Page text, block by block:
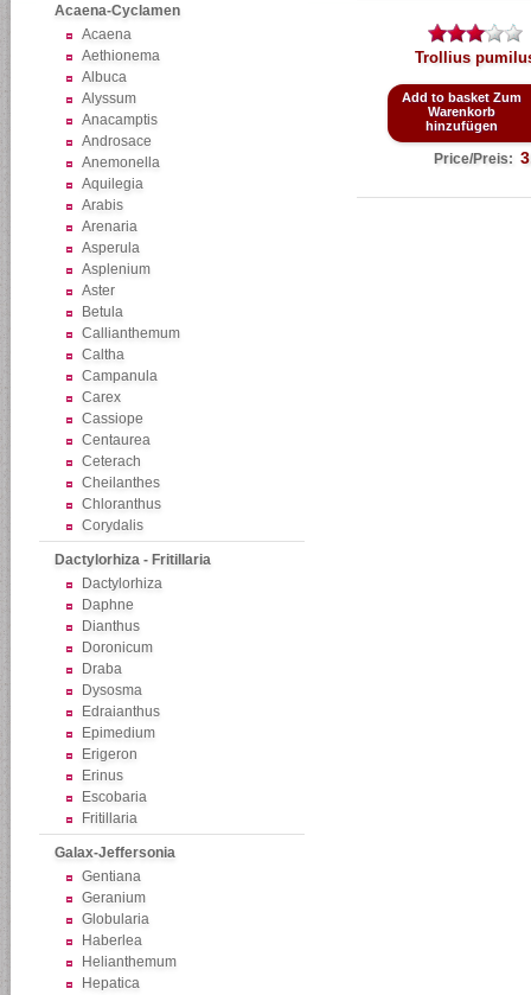
Acaena-Cyclamen
Acaena
Aethionema
Albuca
Alyssum
Anacamptis
Androsace
Anemonella
Aquilegia
Arabis
Arenaria
Asperula
Asplenium
Aster
Betula
Callianthemum
Caltha
Campanula
Carex
Cassiope
Centaurea
Ceterach
Cheilanthes
Chloranthus
Corydalis
Dactylorhiza - Fritillaria
Dactylorhiza
Daphne
Dianthus
Doronicum
Draba
Dysosma
Edraianthus
Epimedium
Erigeron
Erinus
Escobaria
Fritillaria
Galax-Jeffersonia
Gentiana
Geranium
Globularia
Haberlea
Helianthemum
Hepatica
Trollius
Add to basket Zum
Warenkorb
hinzufügen
Price/Preis: